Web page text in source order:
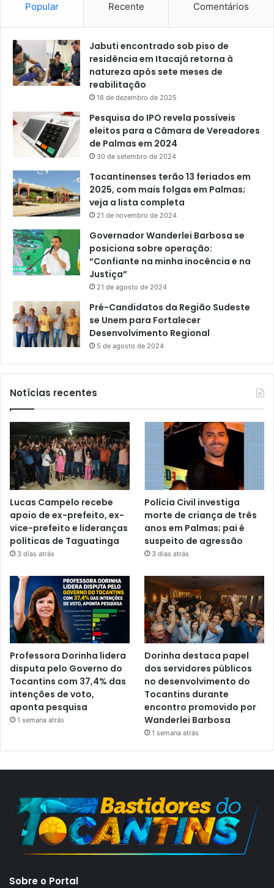
Popular Recente Comentários
Jabuti encontrado sob piso de
residência em Itacajá retorna à
natureza após sete meses de
reabilitação
18 de dezembro de 2025
Pesquisa do IPO revela possíveis
eleitos para a Câmara de Vereadores
de Palmas em 2024
30 de setembro de 2024
Tocantinenses terão 13 feriados em
2025, com mais folgas em Palmas;
veja a lista completa
21 de novembro de 2024
Governador Wanderlei Barbosa se
posiciona sobre operação:
“Confiante na minha inocência e na
Justiça”
21 de agosto de 2024
Pré-Candidatos da Região Sudeste
se Unem para Fortalecer
Desenvolvimento Regional
5 de agosto de 2024
Notícias recentes
Lucas Campelo recebe
apoio de ex-prefeito, ex-
vice-prefeito e lideranças
políticas de Taguatinga
3 dias atrás
Polícia Civil investiga
morte de criança de três
anos em Palmas; pai é
suspeito de agressão
3 dias atrás
Professora Dorinha lidera
disputa pelo Governo do
Tocantins com 37,4% das
intenções de voto,
aponta pesquisa
1 semana atrás
Dorinha destaca papel
dos servidores públicos
no desenvolvimento do
Tocantins durante
encontro promovido por
Wanderlei Barbosa
1 semana atrás
Sobre o Portal